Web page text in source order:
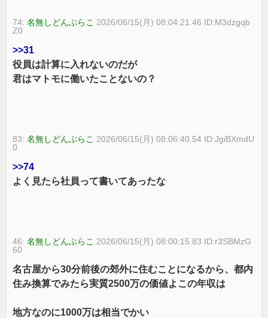
74:名無しどんぶらこ 2026/06/15(月) 08:04:21.46 ID:M3dzgqb
Z0
>>31
役員は計算に入れないのだが
君はマトモに働いたことないの？
83:名無しどんぶらこ 2026/06/15(月) 08:06:40.54 ID:JgiBXmdU
0
>>74
よく見たら社員って書いてあったな
46:名無しどんぶらこ 2026/06/15(月) 08:00:15.83 ID:r3SBMzG
60
名古屋から30分前後の郊外に住むことになるから、都内
住み換算でみたら実質2500万の価値よこの年収は
地方なのに1000万は相当でかい